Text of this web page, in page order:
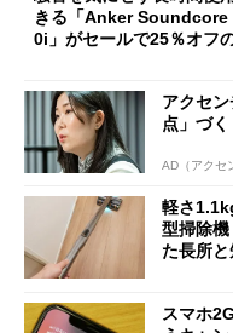
きる「Anker Soundcore
0i」がセールで25％オフ
アクセ
点」づ
AD（アクセ
軽さ
型掃除
た長所と
スマホ